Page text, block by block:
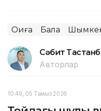
Оқиға Бала
Сәбит
Авторлар
10:49, 05 Тамыз 2026